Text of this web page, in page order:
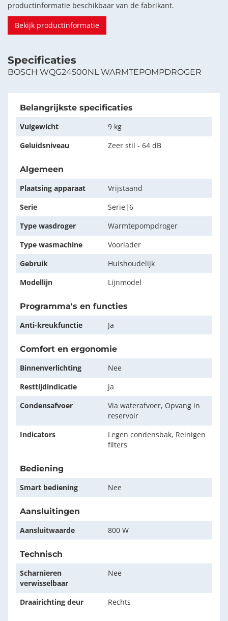
productinformatie beschikbaar van de fabrikant.
Bekijk productinformatie
Specificaties
BOSCH WQG24500NL WARMTEPOMPDROGER
Belangrijkste specificaties
Vulgewicht
9 kg
Geluidsniveau
Zeer stil - 64 dB
Algemeen
Plaatsing apparaat
Vrijstaand
Serie
Serie|6
Type wasdroger
Warmtepompdroger
Type wasmachine
Voorlader
Gebruik
Huishoudelijk
Modellijn
Lijnmodel
Programma's en functies
Anti-kreukfunctie
Ja
Comfort en ergonomie
Binnenverlichting
Nee
Resttijdindicatie
Ja
Condensafvoer
Via waterafvoer, Opvang in
reservoir
Indicators
Legen condensbak, Reinigen
filters
Bediening
Smart bediening
Nee
Aansluitingen
Aansluitwaarde
800 W
Technisch
Scharnieren
verwisselbaar
Nee
Draairichting deur Rechts